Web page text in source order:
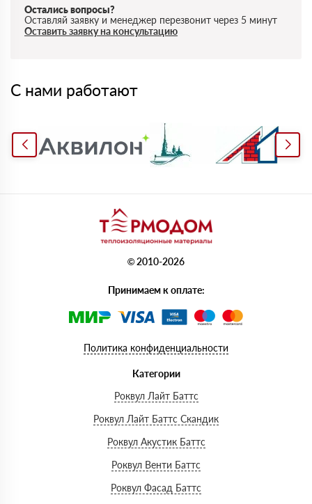
Остались вопросы?
Оставляй заявку и менеджер перезвонит через 5 минут
Оставить заявку на консультацию
С нами работают
© 2010-2026
Принимаем к оплате:
Политика конфиденциальности
Категории
Роквул Лайт Баттс
Роквул Лайт Баттс Скандик
Роквул Акустик Баттс
Роквул Венти Баттс
Роквул Фасад Баттс